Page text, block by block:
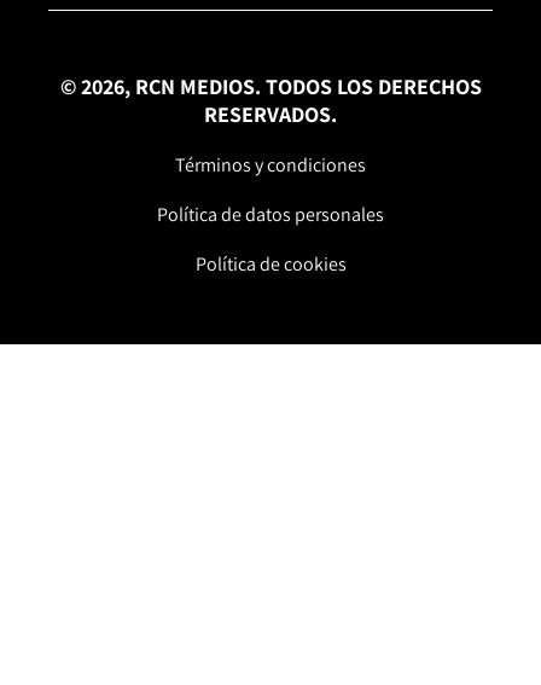
© 2026, RCN MEDIOS. TODOS LOS DERECHOS
RESERVADOS.
Términos y condiciones
Política de datos personales
Política de cookies